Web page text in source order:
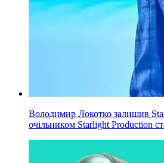
Володимир Локотко залишив
очільником Starlight Production